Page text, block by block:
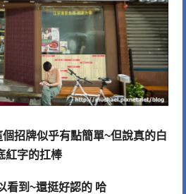
招牌似乎有點簡單~但說真的白
紅字的扛棒
看到~還挺好認的 哈